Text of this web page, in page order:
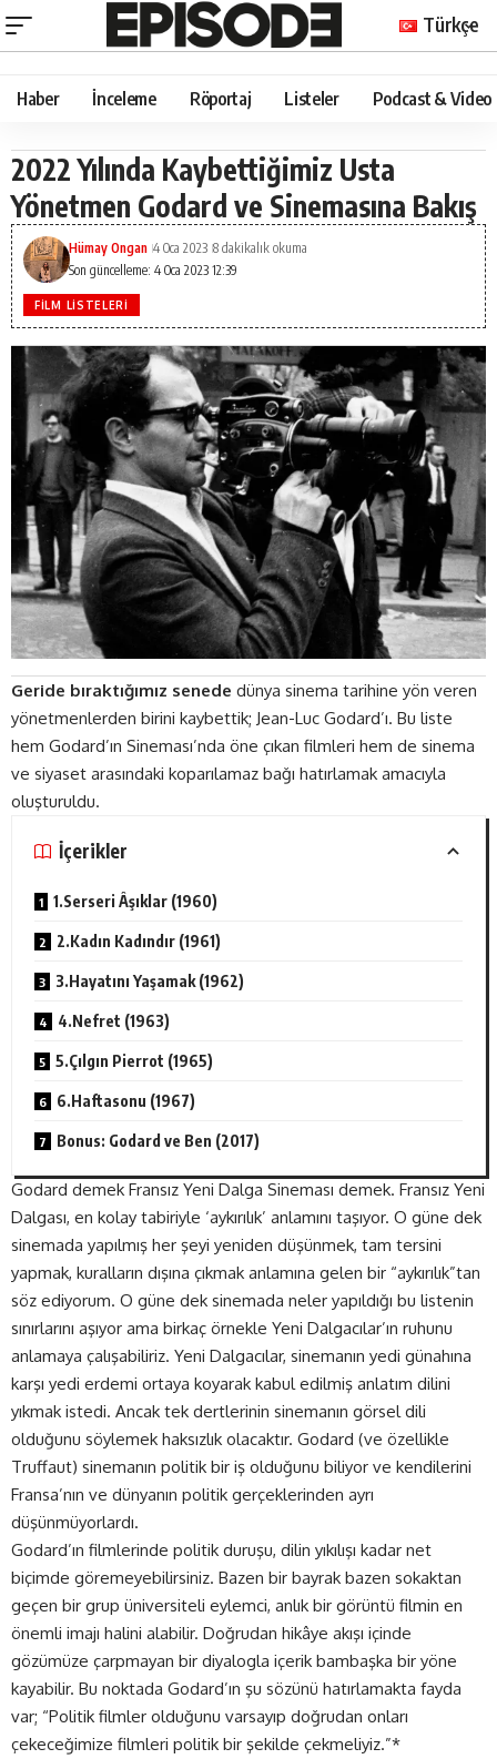
Türkçe
Haber İnceleme Röportaj Listeler Podcast & Video
2022 Yılında Kaybettiğimiz Usta
Yönetmen Godard ve Sinemasına Bakış
Son güncelleme: 4 Oca 2023 12:39
Hümay Ongan 4 Oca 2023 8 dakikalık okuma
FILM LISTELERI
Geride bıraktığımız senede dünya sinema tarihine yön veren
yönetmenlerden birini kaybettik; Jean-Luc Godard’ı. Bu liste
hem Godard’ın Sineması’nda öne çıkan filmleri hem de sinema
ve siyaset arasındaki koparılamaz bağı hatırlamak amacıyla
oluşturuldu.
İçerikler
1.Serseri Âşıklar (1960)
2.Kadın Kadındır (1961)
3.Hayatını Yaşamak (1962)
4.Nefret (1963)
5.Çılgın Pierrot (1965)
6.Haftasonu (1967)
Bonus: Godard ve Ben (2017)
Godard demek Fransız Yeni Dalga Sineması demek. Fransız Yeni
Dalgası, en kolay tabiriyle ‘aykırılık’ anlamını taşıyor. O güne dek
sinemada yapılmış her şeyi yeniden düşünmek, tam tersini
yapmak, kuralların dışına çıkmak anlamına gelen bir “aykırılık”tan
söz ediyorum. O güne dek sinemada neler yapıldığı bu listenin
sınırlarını aşıyor ama birkaç örnekle Yeni Dalgacılar’ın ruhunu
anlamaya çalışabiliriz. Yeni Dalgacılar, sinemanın yedi günahına
karşı yedi erdemi ortaya koyarak kabul edilmiş anlatım dilini
yıkmak istedi. Ancak tek dertlerinin sinemanın görsel dili
olduğunu söylemek haksızlık olacaktır. Godard (ve özellikle
Truffaut) sinemanın politik bir iş olduğunu biliyor ve kendilerini
Fransa’nın ve dünyanın politik gerçeklerinden ayrı
düşünmüyorlardı.
Godard’ın filmlerinde politik duruşu, dilin yıkılışı kadar net
biçimde göremeyebilirsiniz. Bazen bir bayrak bazen sokaktan
geçen bir grup üniversiteli eylemci, anlık bir görüntü filmin en
önemli imajı halini alabilir. Doğrudan hikâye akışı içinde
gözümüze çarpmayan bir diyalogla içerik bambaşka bir yöne
kayabilir. Bu noktada Godard’ın şu sözünü hatırlamakta fayda
var; “Politik filmler olduğunu varsayıp doğrudan onları
çekeceğimize filmleri politik bir şekilde çekmeliyiz.”*